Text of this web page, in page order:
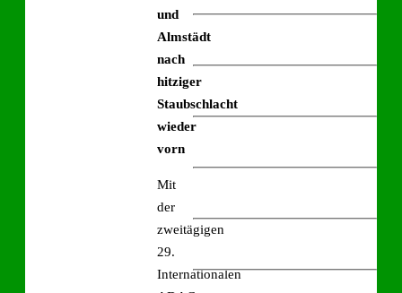
und
Almstädt
nach
hitziger
Staubschlacht
wieder
vorn
Mit
der
zweitägigen
29.
Internationalen